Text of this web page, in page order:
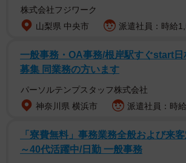
いくうのかみ）という役職、「加藤」は
川県）という地名に因んでいる。では、
後藤氏にはいくつかの流れがあるが、最
北家の出で鎮守府将軍を務めた藤原利仁
孫で、斎藤氏一族の後藤氏である。
そして、最初に「後藤」を名乗ったのは
藤公則という人物とされ、備後守となっ
株式会社フジワーク
山梨県 中央市
派遣社員：時給
一般事務・OA事務/根岸駅すぐstart日
募集 同業務の方います
パーソルテンプスタッフ株式会社
神奈川県 横浜市
派遣社員：時
「寮費無料」事務業務全般および来
～40代活躍中/日勤 一般事務